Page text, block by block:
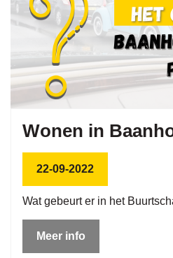
Wonen in
22-09-2022
Wat gebeurt er in het
Meer info